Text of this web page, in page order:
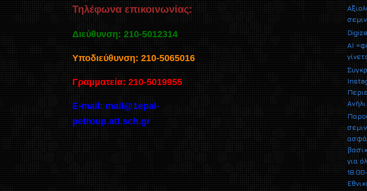
Τηλέφωνα επικοινωνίας:
Διεύθυνση: 210-5012314
Υποδιεύθυνση: 210-5065016
Γραμματεία: 210-5019955
E-mail: mail@1epal-
petroup.att.sch.gr
AI
για